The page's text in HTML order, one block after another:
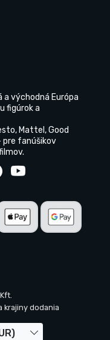
a východná Európa
figúrok a
Mattel, Good
pre fanúšikov
krajiny dodania